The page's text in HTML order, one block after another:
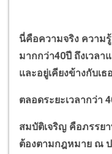
นี่คือความจริง ความ
มากกว่า40ปี ถึงเวลา
และอยู่เคียงข้างกับเ
ตลอดระยะเวลากว่า
สมบัติเจริญ คือภรรย
ต้องตามกฎหมาย ณ ป